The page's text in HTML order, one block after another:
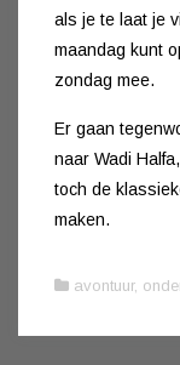
als je te laat je
maandag kunt
zondag mee.
Er gaan
naar Wadi
toch de
maken.
avontuur,